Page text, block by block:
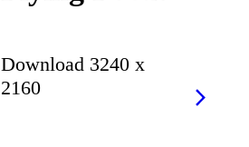
Download 3240 x
2160